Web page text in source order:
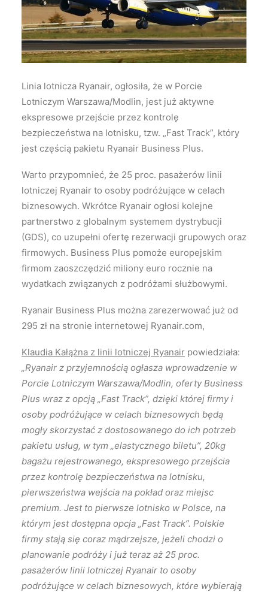
Wyszukiwanie
Linia lotnicza Ryanair, ogłosiła, że w Porcie
Lotniczym Warszawa/Modlin, jest już aktywne
ekspresowe przejście przez kontrolę
bezpieczeństwa na lotnisku, tzw. „Fast Track”, który
jest częścią pakietu Ryanair Business Plus.
Warto przypomnieć, że 25 proc. pasażerów linii
lotniczej Ryanair to osoby podróżujące w celach
biznesowych. Wkrótce Ryanair ogłosi kolejne
partnerstwo z globalnym systemem dystrybucji
(GDS), co uzupełni ofertę rezerwacji grupowych oraz
firmowych. Business Plus pomoże europejskim
firmom zaoszczędzić miliony euro rocznie na
wydatkach związanych z podróżami służbowymi.
Ryanair Business Plus można zarezerwować już od
295 zł na stronie internetowej Ryanair.com,
Klaudia Kałążna z linii lotniczej Ryanair powiedziała:
„Ryanair z przyjemnością ogłasza wprowadzenie w
Porcie Lotniczym Warszawa/Modlin, oferty Business
Plus wraz z opcją „Fast Track”, dzięki której firmy i
osoby podróżujące w celach biznesowych będą
mogły skorzystać z dostosowanego do ich potrzeb
pakietu usług, w tym „elastycznego biletu”, 20kg
bagażu rejestrowanego, ekspresowego przejścia
przez kontrolę bezpieczeństwa na lotnisku,
pierwszeństwa wejścia na pokład oraz miejsc
premium. Jest to pierwsze lotnisko w Polsce, na
którym jest dostępna opcja „Fast Track”. Polskie
firmy stają się coraz mądrzejsze, jeżeli chodzi o
planowanie podróży i już teraz aż 25 proc.
pasażerów linii lotniczej Ryanair to osoby
podróżujące w celach biznesowych, które wybierają